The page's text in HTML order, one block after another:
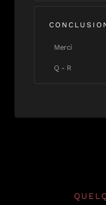
Merci
Q - R